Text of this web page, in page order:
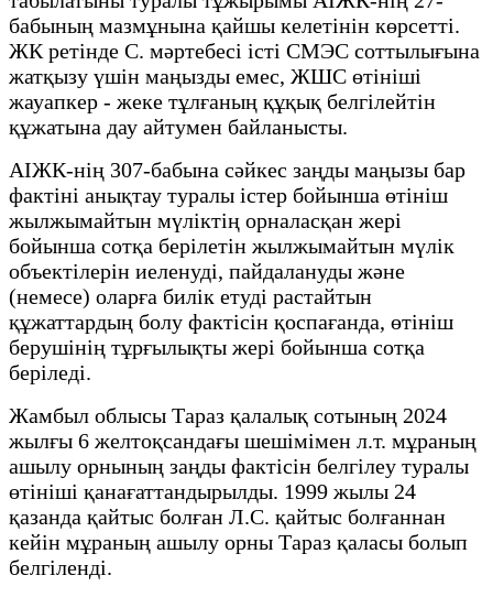
бабының мазмұнына қайшы келетінін көрсетті.
ЖК ретінде С. мәртебесі істі СМЭС соттылығына
жатқызу үшін маңызды емес, ЖШС өтініші
жауапкер - жеке тұлғаның құқық белгілейтін
құжатына дау айтумен байланысты.
АІЖК-нің 307-бабына сәйкес заңды маңызы бар
фактіні анықтау туралы істер бойынша өтініш
жылжымайтын мүліктің орналасқан жері
бойынша сотқа берілетін жылжымайтын мүлік
объектілерін иеленуді, пайдалануды және
(немесе) оларға билік етуді растайтын
құжаттардың болу фактісін қоспағанда, өтініш
берушінің тұрғылықты жері бойынша сотқа
беріледі.
Жамбыл облысы Тараз қалалық сотының 2024
жылғы 6 желтоқсандағы шешімімен л.т. мұраның
ашылу орнының заңды фактісін белгілеу туралы
өтініші қанағаттандырылды. 1999 жылы 24
қазанда қайтыс болған Л.С. қайтыс болғаннан
кейін мұраның ашылу орны Тараз қаласы болып
белгіленді.